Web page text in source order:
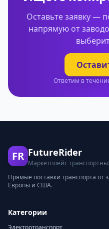
Оставьте заявку —
напрямую от
Ответим в
FR FutureRider
Маркетплейс
Прямые поставки транспорта от
Европы и США.
Категории
Электротранспорт